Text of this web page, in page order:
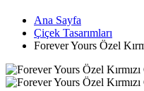
Ana Sayfa
Çiçek Tasarımları
Forever Yours Özel